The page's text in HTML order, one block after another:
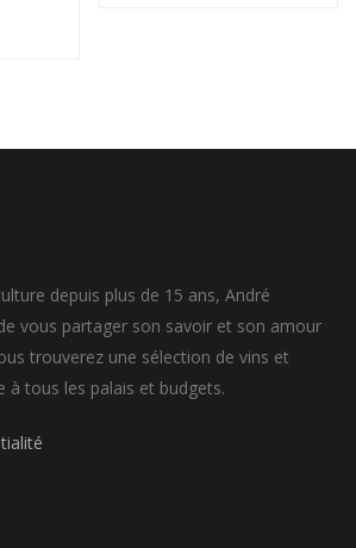
depuis plus de 15 ans, André
vous partager son savoir et son amour
trouverez une sélection de vins et
à tous les palais et budgets.